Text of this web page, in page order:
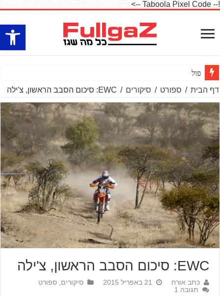
פתח
!-- Taboola Pixel Code -->
פולריס חושפת את ה־RZR PRO R
דף הבית / ספורט / סיקורים / EWC: סיכום הסבב הראשון, צ'ילה
EWC: סיכום הסבב הראשון, צ'ילה
כתב אורח 21 באפריל 2015 סיקורים,ספורט
תגובה 1